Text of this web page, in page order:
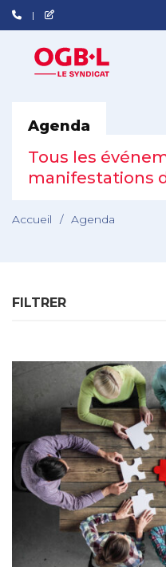
Agenda
Tous les
manifestations
Accueil / Agenda
FILTRER